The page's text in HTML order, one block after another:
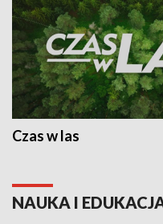
Czas w las
NAUKA I